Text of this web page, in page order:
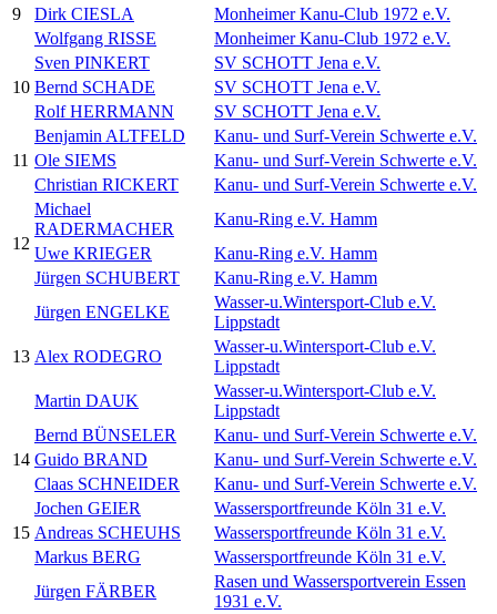
9
Dirk CIESLA
Monheimer Kanu-Club 1972 e.V.
Wolfgang RISSE
Monheimer Kanu-Club 1972 e.V.
10
Sven PINKERT
SV SCHOTT Jena e.V.
Bernd SCHADE
SV SCHOTT Jena e.V.
Rolf HERRMANN
SV SCHOTT Jena e.V.
11
Benjamin ALTFELD
Kanu- und Surf-Verein Schwerte e.V.
Ole SIEMS
Kanu- und Surf-Verein Schwerte e.V.
Christian RICKERT
Kanu- und Surf-Verein Schwerte e.V.
12
Michael
RADERMACHER
Kanu-Ring e.V. Hamm
Uwe KRIEGER
Kanu-Ring e.V. Hamm
Jürgen SCHUBERT
Kanu-Ring e.V. Hamm
13
Jürgen ENGELKE
Wasser-u.Wintersport-Club e.V.
Lippstadt
Alex RODEGRO
Wasser-u.Wintersport-Club e.V.
Lippstadt
Martin DAUK
Wasser-u.Wintersport-Club e.V.
Lippstadt
14
Bernd BÜNSELER
Kanu- und Surf-Verein Schwerte e.V.
Guido BRAND
Kanu- und Surf-Verein Schwerte e.V.
Claas SCHNEIDER
Kanu- und Surf-Verein Schwerte e.V.
15
Jochen GEIER
Wassersportfreunde Köln 31 e.V.
Andreas SCHEUHS
Wassersportfreunde Köln 31 e.V.
Markus BERG
Wassersportfreunde Köln 31 e.V.
Jürgen FÄRBER
Rasen und Wassersportverein Essen
1931 e.V.